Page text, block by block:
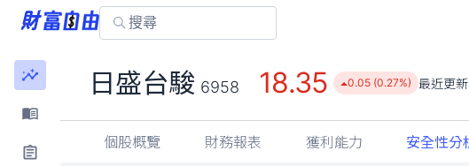
日盛台駿 6958 18.35 0.05 (0.27%) 最近更新
個股概覽 財務報表 獲利能力 安全性分